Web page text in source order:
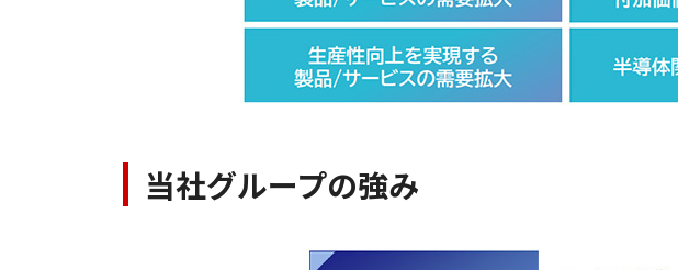
当社グループの強み